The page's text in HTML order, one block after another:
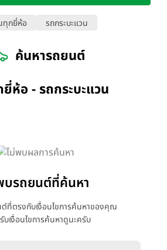
ทุกยี่ห้อ รถกระบะแวน
ค้นหารถยนต์
ห้อ - รถกระบะแวน
บรถยนต์ที่ค้นหา
ต์ที่ตรงกับเงื่อนไขการค้นหาของคุณ
บเงื่อนไขการค้นหาดูนะครับ